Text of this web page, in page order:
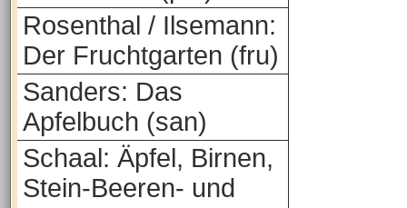
Rosenthal / Ilsemann:
Der Fruchtgarten (fru)
Sanders: Das
Apfelbuch (san)
Schaal: Äpfel, Birnen,
Stein-Beeren- und